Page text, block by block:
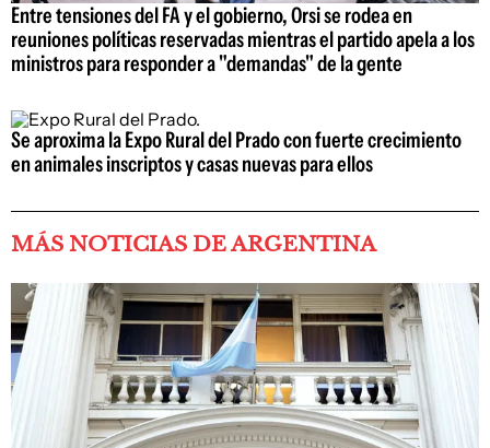
Entre tensiones del FA y el gobierno, Orsi se rodea en
reuniones políticas reservadas mientras el partido apela a los
ministros para responder a "demandas" de la gente
Se aproxima la Expo Rural del Prado con fuerte crecimiento
en animales inscriptos y casas nuevas para ellos
MÁS NOTICIAS DE ARGENTINA